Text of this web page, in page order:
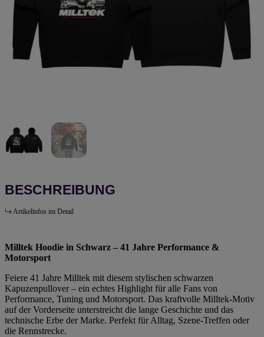
BESCHREIBUNG
Artikelinfos im Detail
Milltek Hoodie in Schwarz – 41 Jahre Performance &
Motorsport
Feiere 41 Jahre Milltek mit diesem stylischen schwarzen
Kapuzenpullover – ein echtes Highlight für alle Fans von
Performance, Tuning und Motorsport. Das kraftvolle Milltek-Motiv
auf der Vorderseite unterstreicht die lange Geschichte und das
technische Erbe der Marke. Perfekt für Alltag, Szene-Treffen oder
die Rennstrecke.